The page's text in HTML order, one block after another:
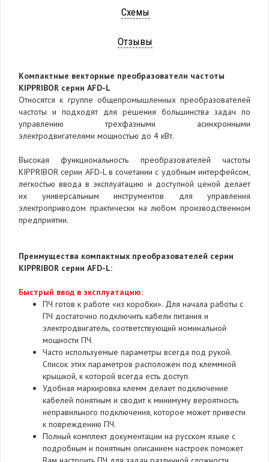
Схемы
Отзывы
Компактные векторные преобразователи частоты
KIPPRIBOR серии AFD-L
Относятся к группе общепромышленных преобразователей
частоты и подходят для решения большинства задач по
управлению трехфазными асинхронными
электродвигателями мощностью до 4 кВт.
Высокая функциональность преобразователей частоты
KIPPRIBOR серии AFD-L в сочетании с удобным интерфейсом,
легкостью ввода в эксплуатацию и доступной ценой делает
их универсальным инструментов для управления
электроприводом практически на любом производственном
предприятии.
Преимущества компактных преобразователей серии
KIPPRIBOR серии AFD-L:
Быстрый ввод в эксплуатацию:
ПЧ готов к работе «из коробки». Для начала работы с
ПЧ достаточно подключить кабели питания и
электродвигатель, соответствующий номинальной
мощности ПЧ.
Часто используемые параметры всегда под рукой.
Список этих параметров расположен под клеммной
крышкой, к которой всегда есть доступ.
Удобная маркировка клемм делает подключение
кабелей понятным и сводит к минимуму вероятность
неправильного подключения, которое может привести
к повреждению ПЧ.
Полный комплект документации на русском языке с
подробным и понятным описанием настроек поможет